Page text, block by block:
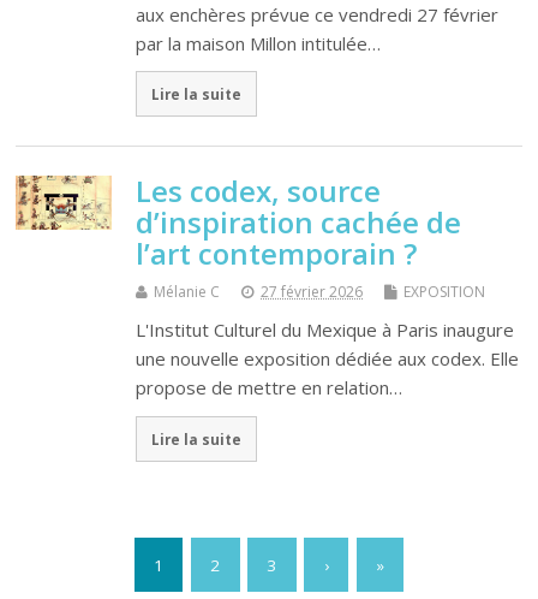
aux enchères prévue ce vendredi 27 février
par la maison Millon intitulée…
Lire la suite
Les codex, source
d’inspiration cachée de
l’art contemporain ?
Mélanie C 27 février 2026 EXPOSITION
L'Institut Culturel du Mexique à Paris inaugure
une nouvelle exposition dédiée aux codex. Elle
propose de mettre en relation…
Lire la suite
1 2 3 › »